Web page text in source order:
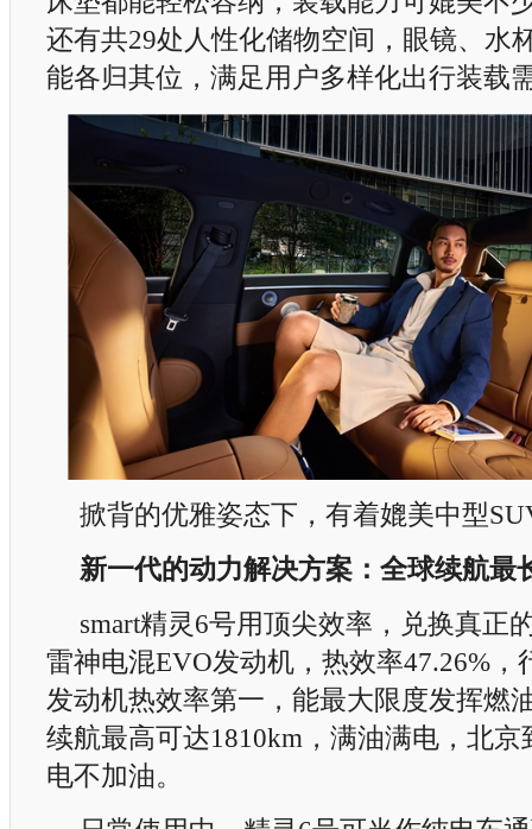
还有共29处人性化储物空间，眼镜、水
能各归其位，满足用户多样化出行装载
掀背的优雅姿态下，有着媲美中型
新一代的动力解决方案：全球续航最
smart精灵6号用顶尖效率，兑换真正
雷神电混EVO发动机，热效率47.26%，
发动机热效率第一，能最大限度发挥燃
续航最高可达1810km，满油满电，北
电不加油。